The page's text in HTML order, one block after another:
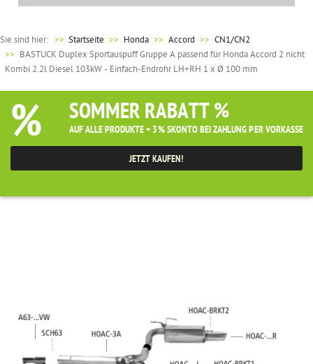
Sie sind hier: >> Startseite Honda Accord
CN1/CN2
BASTUCK Duplex Sportauspuff Gruppe A passend für Honda Accord 2 nicht
Kombi 2.2l Diesel 103kW - Einfach-Endrohr LH+RH 1 x Ø 100 mm
% SOMMER RABATT %
AUF ALLE PRODUKTE + 3% SKONTO BEI ZAHLUNG PER VORKASSE
JETZT KAUFEN!